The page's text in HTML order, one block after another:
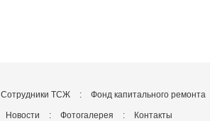
Сотрудники ТСЖ : Фонд капитального ремонта
Новости : Фотогалерея : Контакты